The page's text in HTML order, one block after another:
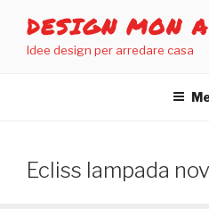
contenuto
DESIGN MON
Idee design per arredare casa
Ecliss lampada